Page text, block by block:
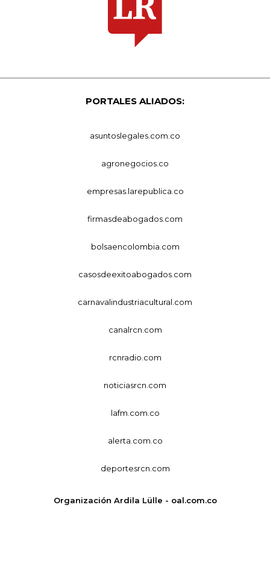
PORTALES ALIADOS:
asuntoslegales.com.co
agronegocios.co
empresas.larepublica.co
firmasdeabogados.com
bolsaencolombia.com
casosdeexitoabogados.com
carnavalindustriacultural.com
canalrcn.com
rcnradio.com
noticiasrcn.com
lafm.com.co
alerta.com.co
deportesrcn.com
Organización Ardila Lülle - oal.com.co